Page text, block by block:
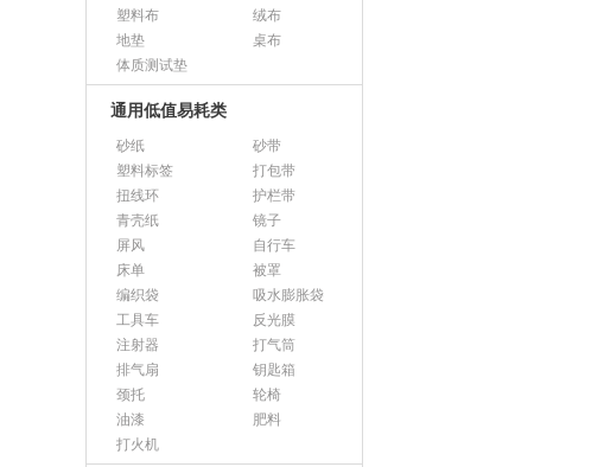
塑料布
绒布
地垫
桌布
体质测试垫
通用低值易耗类
砂纸
砂带
塑料标签
打包带
扭线环
护栏带
青壳纸
镜子
屏风
自行车
床单
被罩
编织袋
吸水膨胀袋
工具车
反光膜
注射器
打气筒
排气扇
钥匙箱
颈托
轮椅
油漆
肥料
打火机